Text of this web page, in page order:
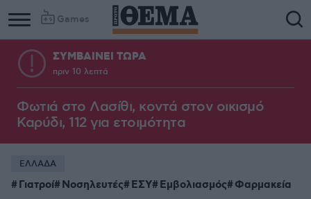
Games
ΣΥΜΒΑΙΝΕΙ ΤΩΡΑ
πριν 10 λεπτά
Φωτιά στο Λασίθι, κοντά στον οικισμό
Καρύδι, 112 για ετοιμότητα
ΕΛΛΑΔΑ
Γιατροί Νοσηλευτές ΕΣΥ Εμβολιασμός Φαρμακεία